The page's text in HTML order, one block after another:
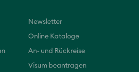
Newsletter
Online Kataloge
An- und Rückreise
Visum beantragen